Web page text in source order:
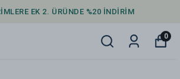
EK 2. ÜRÜNDE %20 İNDİRİM
0